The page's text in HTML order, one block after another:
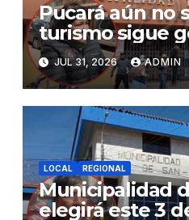
Pucará aún no
turismo sigue
alcaldesa
Gobierno
paralizadas
JUL 31, 2026 ADMIN
LOCAL REGIONAL
Municipalidad
elegirá este 3